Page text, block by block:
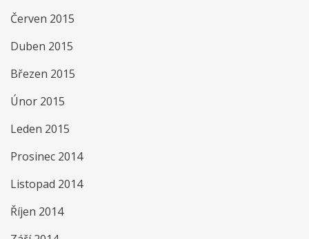
Červen 2015
Duben 2015
Březen 2015
Únor 2015
Leden 2015
Prosinec 2014
Listopad 2014
Říjen 2014